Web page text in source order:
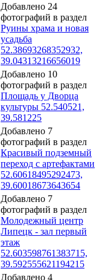
Добавлено 24
фотографий в раздел
Руины храма и новая
усадьба
52.38693268352932,
39.04313216656019
Добавлено 10
фотографий в раздел
Площадь у Дворца
культуры 52.540521,
39.581225
Добавлено 7
фотографий в раздел
Красивый подземный
переход с артефактами
52.60618495292473,
39.60018673643654
Добавлено 7
фотографий в раздел
Молодежный центр
Липецк - зал первый
этаж
52.603598761383715,
39.592555621194215
Добавлено 4